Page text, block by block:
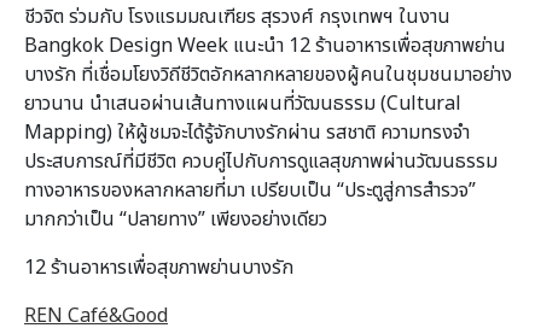
ชีวจิต ร่วมกับ โรงแรมมณเฑียร สุรวงศ์ กรุงเทพฯ ในงาน
Bangkok Design Week แนะนำ 12 ร้านอาหารเพื่อสุขภาพย่าน
บางรัก ที่เชื่อมโยงวิถีชีวิตอักหลากหลายของผู้คนในชุมชนมาอย่าง
ยาวนาน นำเสนอผ่านเส้นทางแผนที่วัฒนธรรม (Cultural
Mapping) ให้ผู้ชมจะได้รู้จักบางรักผ่าน รสชาติ ความทรงจำ
ประสบการณ์ที่มีชีวิต ควบคู่ไปกับการดูแลสุขภาพผ่านวัฒนธรรม
ทางอาหารของหลากหลายที่มา เปรียบเป็น “ประตูสู่การสำรวจ”
มากกว่าเป็น “ปลายทาง” เพียงอย่างเดียว
12 ร้านอาหารเพื่อสุขภาพย่านบางรัก
REN Café&Good